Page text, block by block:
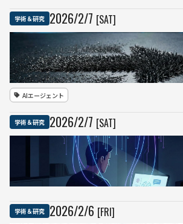
学術＆研究 2026/2/7 [SAT]
AIエージェント
学術＆研究 2026/2/7 [SAT]
学術＆研究 2026/2/6 [FRI]